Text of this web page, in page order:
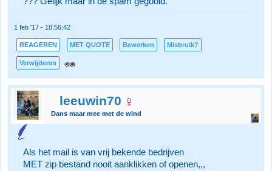
1 feb '17 - 18:56:42
REAGEREN MET QUOTE Bewerken Misbruik?
Verwijderen
leeuwin70
Dans maar mee met de wind
Als het mail is van vrij bekende bedrijven
MET zip bestand nooit aanklikken of openen,,,